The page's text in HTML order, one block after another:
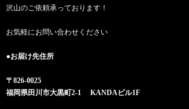
沢山のご依頼承っております！
お気軽にお問い合わせください
●お届け先住所
〒826-0025
福岡県田川市大黒町2-1 KANDAビル1F